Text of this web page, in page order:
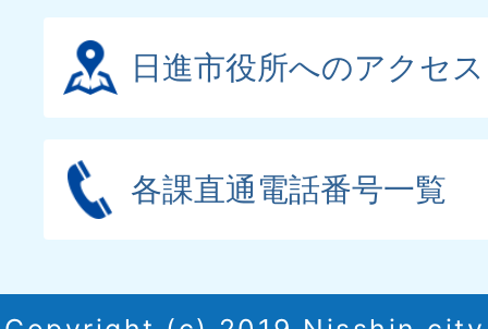
日進市役所へのアクセス
各課直通電話番号一覧